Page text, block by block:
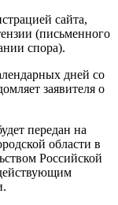
сайта,
(письменного
спора).
дней со
заявителя о
передан на
области в
Российской